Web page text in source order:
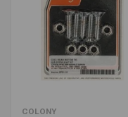
COLONY